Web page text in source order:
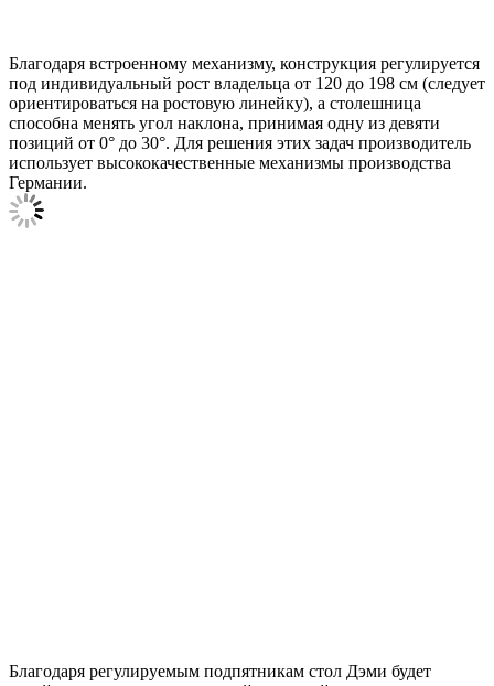
Благодаря встроенному механизму, конструкция регулируется
под индивидуальный рост владельца от 120 до 198 см (следует
ориентироваться на ростовую линейку), а столешница
способна менять угол наклона, принимая одну из девяти
позиций от 0° до 30°. Для решения этих задач производитель
использует высококачественные механизмы производства
Германии.
Благодаря регулируемым подпятникам стол Дэми будет